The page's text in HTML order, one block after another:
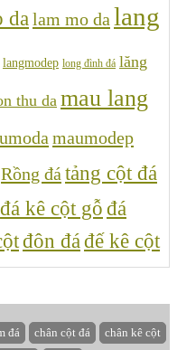
da lam mo da lang
langmodep long đình đá lăng
thu da mau lang
maumodep
Rồng đá tảng cột đá
đá kê cột gỗ đá
đôn đá đế kê cột
đá chân cột đá
chân kê cột